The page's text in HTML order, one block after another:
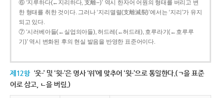
⑥ ‘지루하다(←지리하다, 支離--)’ 역시 한자어 어원의 형태를 버리고 변
한 형태를 취한 것이다. 그러나 ‘지리멸렬(支離滅裂)’에서는 ‘지리’가 유지
되고 있다.
⑦ ‘시러베아들(←실업의아들), 허드레(←허드래), 호루라기(←호루루
기)’ 역시 변화된 후의 현실 발음을 반영한 표준어이다.
제12항 ‘웃-’ 및 ‘윗-’은 명사 ‘위’에 맞추어 ‘윗-’으로 통일한다.(ㄱ을 표준
어로 삼고, ㄴ을 버림.)